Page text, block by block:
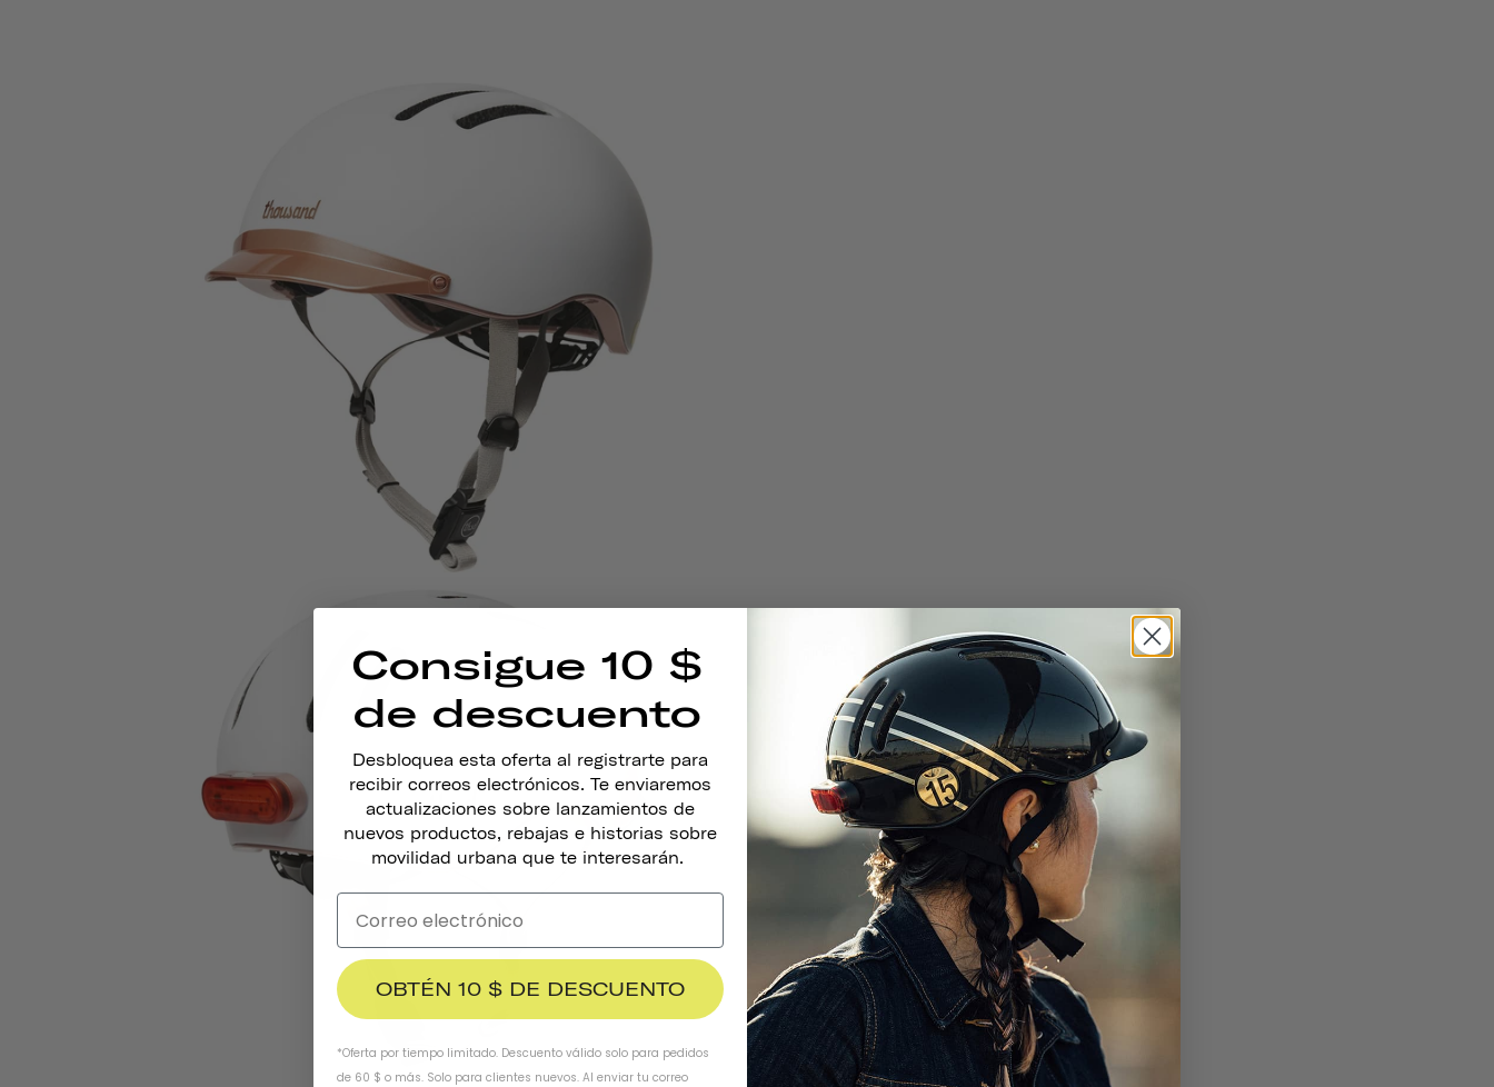
Consigue 10 $
de descuento
Desbloquea esta oferta al registrarte para
recibir correos electrónicos. Te enviaremos
actualizaciones sobre lanzamientos de
nuevos productos, rebajas e historias sobre
movilidad urbana que te interesarán.
OBTÉN 10 $ DE DESCUENTO
*Oferta por tiempo limitado. Descuento válido solo para pedidos
de 60 $ o más. Solo para clientes nuevos. Al enviar tu correo